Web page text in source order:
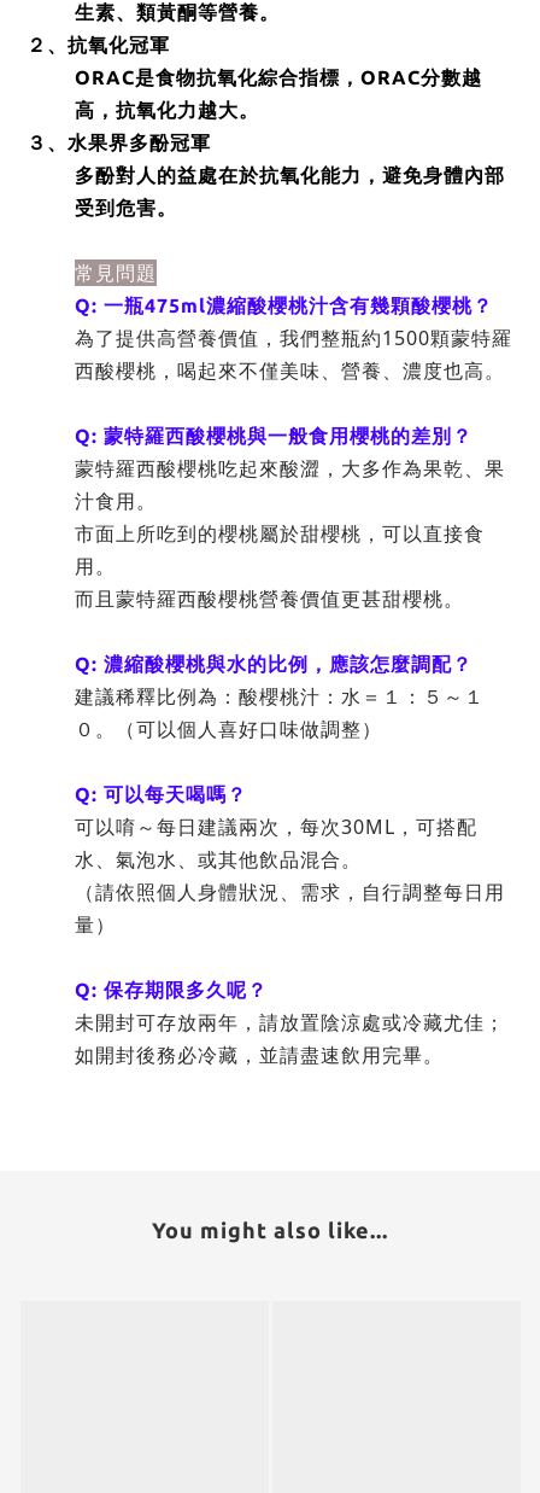
生素、類黃酮等營養。
２、抗氧化冠軍
ORAC是食物抗氧化綜合指標，ORAC分數越
高，抗氧化力越大。
３、水果界多酚冠軍
多酚對人的益處在於抗氧化能力，避免身體內部
受到危害。
常見問題
Q: 一瓶475ml濃縮酸櫻桃汁含有幾顆酸櫻桃？
為了提供高營養價值，我們整瓶約1500顆蒙特羅
西酸櫻桃，喝起來不僅美味、營養、濃度也高。
Q: 蒙特羅西酸櫻桃與一般食用櫻桃的差別？
蒙特羅西酸櫻桃吃起來酸澀，大多作為果乾、果
汁食用。
市面上所吃到的櫻桃屬於甜櫻桃，可以直接食
用。
而且蒙特羅西酸櫻桃營養價值更甚甜櫻桃。
Q: 濃縮酸櫻桃與水的比例，應該怎麼調配？
建議稀釋比例為：酸櫻桃汁：水＝１：５～１
０。（可以個人喜好口味做調整）
Q: 可以每天喝嗎？
可以唷～每日建議兩次，每次30ML，可搭配
水、氣泡水、或其他飲品混合。
（請依照個人身體狀況、需求，自行調整每日用
量）
Q: 保存期限多久呢？
未開封可存放兩年，請放置陰涼處或冷藏尤佳；
如開封後務必冷藏，並請盡速飲用完畢。
You might also like...